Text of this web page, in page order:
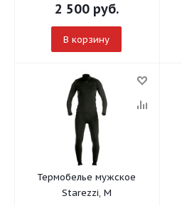
2 500руб.
В корзину
Термобелье мужское
Starezzi, M